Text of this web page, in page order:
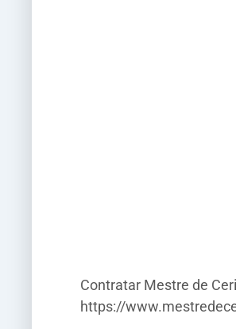
Contratar Mestre de
https://